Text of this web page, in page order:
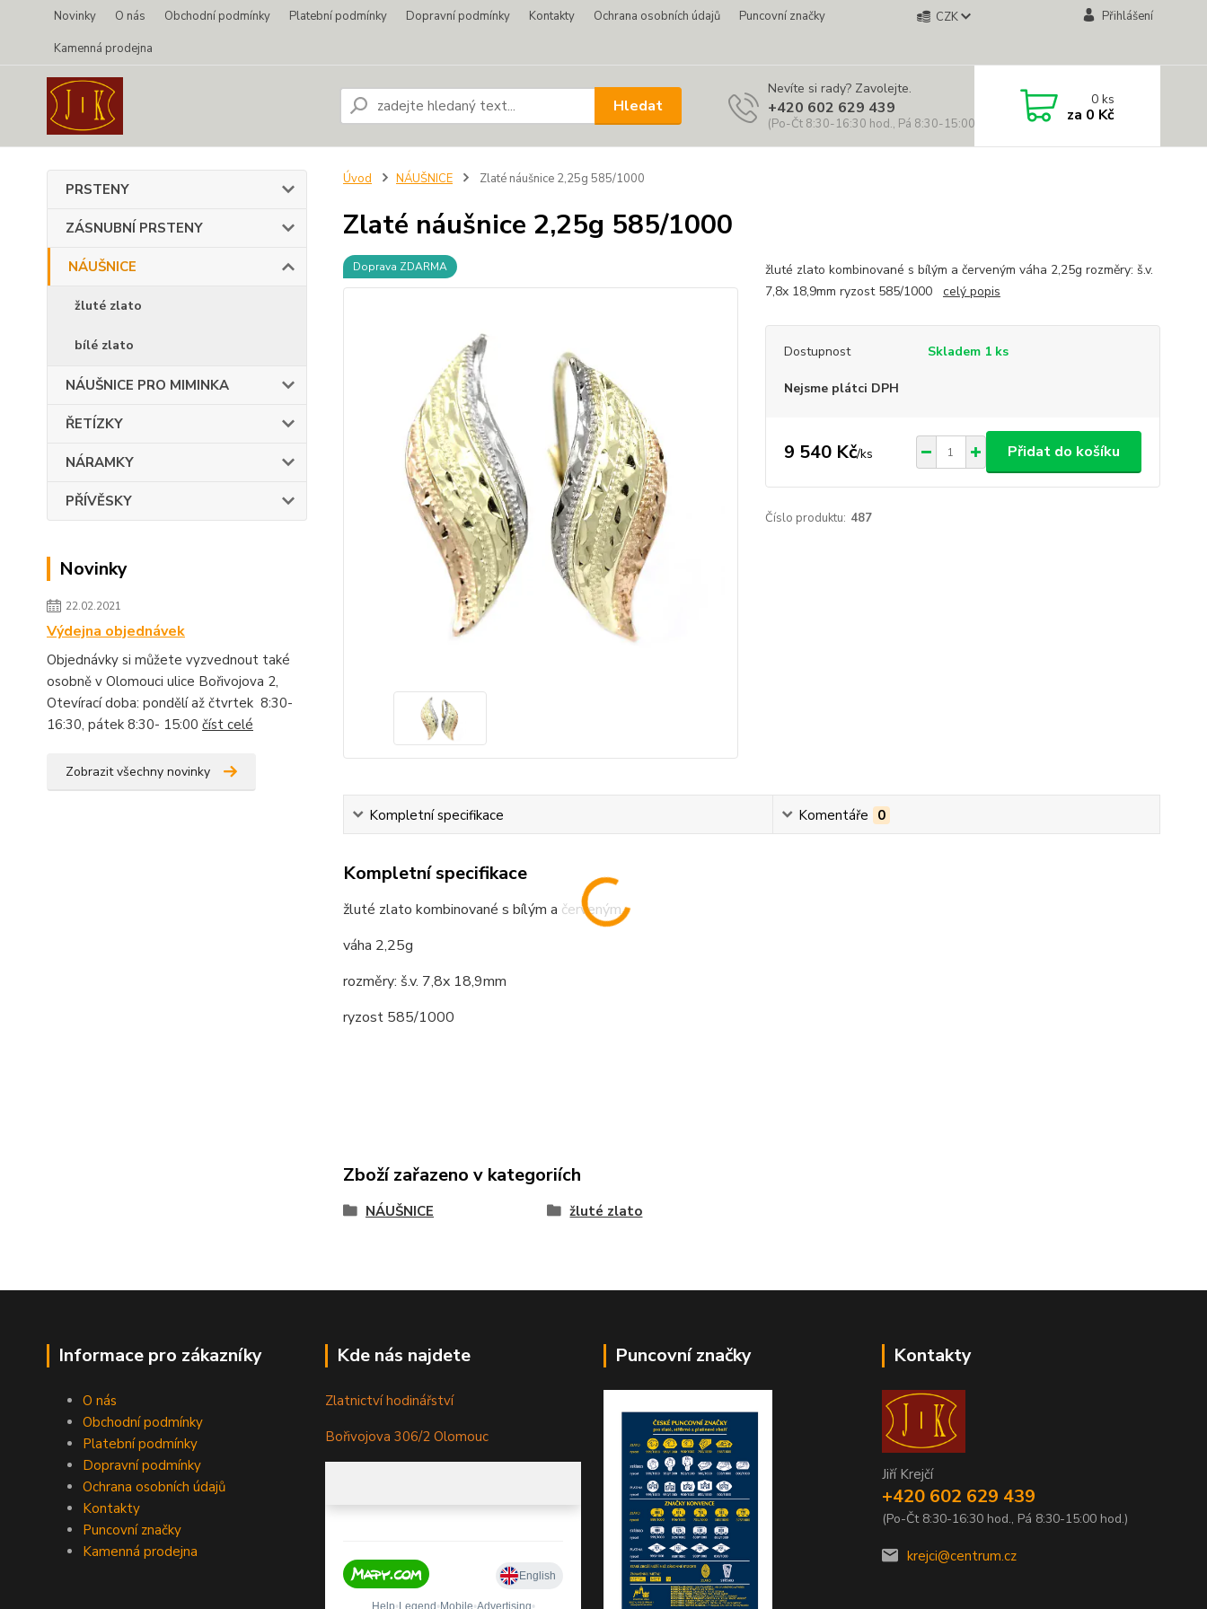
Novinky O nás Obchodní podmínky Platební podmínky Dopravní podmínky Kontakty Ochrana osobních údajů
Puncovní značky
Kamenná prodejna
CZK Přihlášení
Hledat
Nevíte si rady? Zavolejte.
+420 602 629 439
(Po-Čt 8:30-16:30 hod., Pá 8:30-15:00 hod.)
0ks
za 0 Kč
PRSTENY
ZÁSNUBNÍ PRSTENY
NÁUŠNICE
žluté zlato
bílé zlato
NÁUŠNICE PRO MIMINKA
ŘETÍZKY
NÁRAMKY
PŘÍVĚSKY
Novinky
22.02.2021
Výdejna objednávek
Objednávky si můžete vyzvednout také
osobně v Olomouci ulice Bořivojova 2,
Otevírací doba: pondělí až čtvrtek 8:30-
16:30, pátek 8:30- 15:00 číst celé
Zobrazit všechny novinky
Úvod NÁUŠNICE Zlaté náušnice 2,25g 585/1000
Zlaté náušnice 2,25g 585/1000
Doprava ZDARMA
žluté zlato kombinované s bílým a červeným váha 2,25g rozměry: š.v.
7,8x 18,9mm ryzost 585/1000 celý popis
Dostupnost Skladem 1 ks
Nejsme plátci DPH
9 540 Kč/ks Přidat do košíku
Číslo produktu: 487
Kompletní specifikace Komentáře 0
Kompletní specifikace
žluté zlato kombinované s bílým a červeným
váha 2,25g
rozměry: š.v. 7,8x 18,9mm
ryzost 585/1000
Zboží zařazeno v kategoriích
NÁUŠNICE žluté zlato
Informace pro zákazníky
O nás
Obchodní podmínky
Platební podmínky
Dopravní podmínky
Ochrana osobních údajů
Kontakty
Puncovní značky
Kamenná prodejna
Kde nás najdete
Zlatnictví hodinářství
Bořivojova 306/2 Olomouc
Puncovní značky Kontakty
Jiří Krejčí
+420 602 629 439
(Po-Čt 8:30-16:30 hod., Pá 8:30-15:00 hod.)
krejci@centrum.cz